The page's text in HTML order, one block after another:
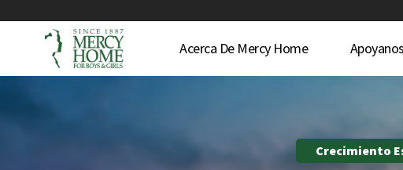
Acerca De Mercy Home Apoyanos
Crecimiento